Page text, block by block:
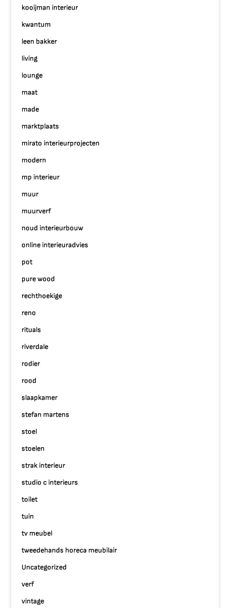
kooijman interieur
kwantum
leen bakker
living
lounge
maat
made
marktplaats
mirato interieurprojecten
modern
mp interieur
muur
muurverf
noud interieurbouw
online interieuradvies
pot
pure wood
rechthoekige
reno
rituals
riverdale
rodier
rood
slaapkamer
stefan martens
stoel
stoelen
strak interieur
studio c interieurs
toilet
tuin
tv meubel
tweedehands horeca meubilair
Uncategorized
verf
vintage